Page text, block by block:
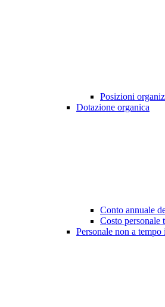
Posizioni
Dotazione organica
Conto annuale
Costo personale
Personale non a